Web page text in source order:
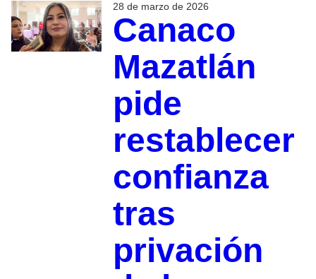
28 de marzo de 2026
Canaco
Mazatlán
pide
restablecer
confianza
tras
privación